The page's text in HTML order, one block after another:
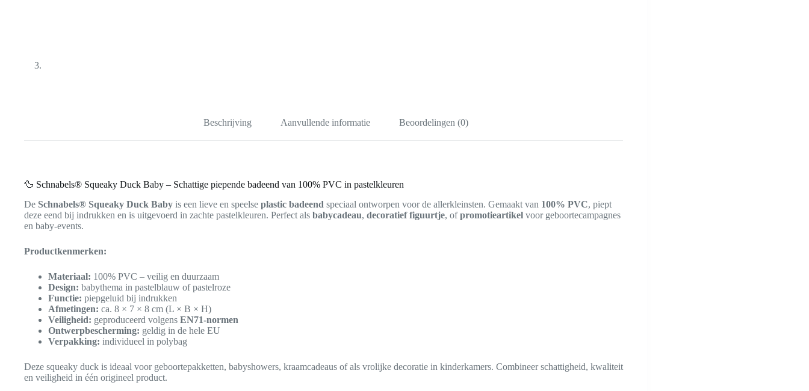
Beschrijving Aanvullende informatie Beoordelingen (0)
🦆 Schnabels® Squeaky Duck Baby – Schattige piepende badeend van 100% PVC in pastelkleuren
De Schnabels® Squeaky Duck Baby is een lieve en speelse plastic badeend speciaal ontworpen voor de allerkleinsten. Gemaakt van 100% PVC, piept
deze eend bij indrukken en is uitgevoerd in zachte pastelkleuren. Perfect als babycadeau, decoratief figuurtje, ofpromotieartikel voor geboortecampagnes
en baby-events.
Productkenmerken:
Materiaal: 100% PVC – veilig en duurzaam
Design: babythema in pastelblauw of pastelroze
Functie: piepgeluid bij indrukken
Afmetingen: ca. 8 × 7 × 8 cm (L × B × H)
Veiligheid: geproduceerd volgens EN71-normen
Ontwerpbescherming: geldig in de hele EU
Verpakking: individueel in polybag
Deze squeaky duck is ideaal voor geboortepakketten, babyshowers, kraamcadeaus of als vrolijke decoratie in kinderkamers. Combineer schattigheid, kwaliteit
en veiligheid in één origineel product.